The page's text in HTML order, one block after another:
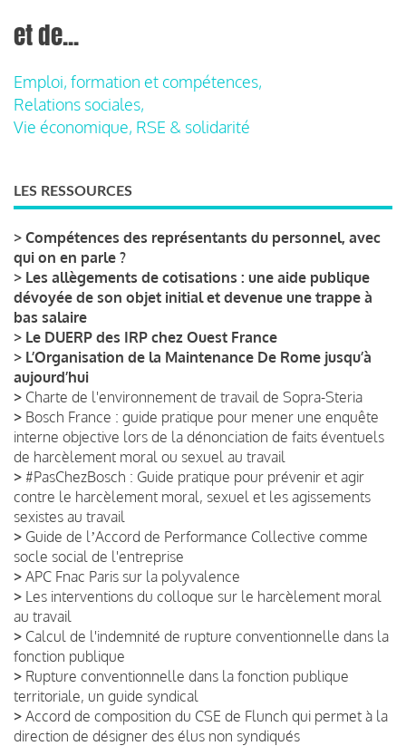
et de...
Emploi, formation et compétences,
Relations sociales,
Vie économique, RSE & solidarité
LES RESSOURCES
> Compétences des représentants du personnel, avec
qui on en parle ?
> Les allègements de cotisations : une aide publique
dévoyée de son objet initial et devenue une trappe à
bas salaire
> Le DUERP des IRP chez Ouest France
> L’Organisation de la Maintenance De Rome jusqu’à
aujourd’hui
> Charte de l'environnement de travail de Sopra-Steria
> Bosch France : guide pratique pour mener une enquête
interne objective lors de la dénonciation de faits éventuels
de harcèlement moral ou sexuel au travail
> #PasChezBosch : Guide pratique pour prévenir et agir
contre le harcèlement moral, sexuel et les agissements
sexistes au travail
> Guide de lʼAccord de Performance Collective comme
socle social de l'entreprise
> APC Fnac Paris sur la polyvalence
> Les interventions du colloque sur le harcèlement moral
au travail
> Calcul de l'indemnité de rupture conventionnelle dans la
fonction publique
> Rupture conventionnelle dans la fonction publique
territoriale, un guide syndical
> Accord de composition du CSE de Flunch qui permet à la
direction de désigner des élus non syndiqués